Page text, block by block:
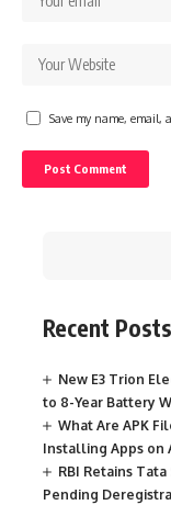
Save my name, email,
Recent Posts
New E3 Trion
to 8-Year Battery
What Are APK
Installing Apps on
RBI Retains
Pending